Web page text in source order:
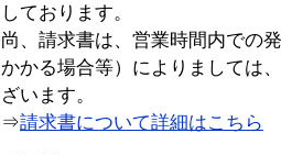
しております。
尚、請求書は、営業時間内での
かかる場合等）によりましては
ざいます。
⇒請求書について詳細はこちら